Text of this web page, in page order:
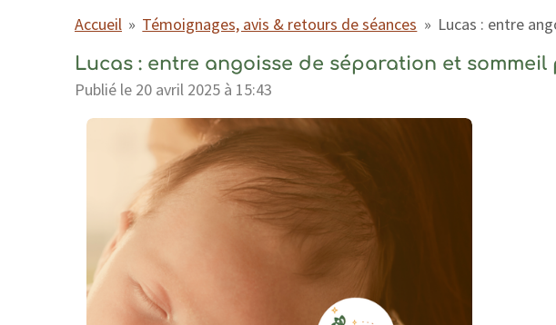
Accueil » Témoignages, avis & retours de séances » Lucas : entre
Lucas : entre angoisse de séparation et
Publié le 20 avril 2025 à 15:43